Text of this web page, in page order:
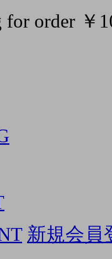
for order ￥
新規会員